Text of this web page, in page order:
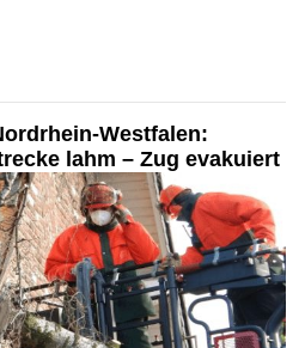
Westfalen:
lahm – Zug evakuiert